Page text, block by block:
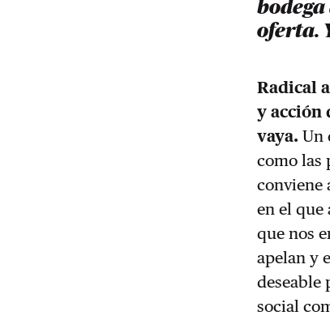
oferta.
Radical
y acción
vaya.Un
como las
conviene
en el que
que nos
apelan y
deseable
social